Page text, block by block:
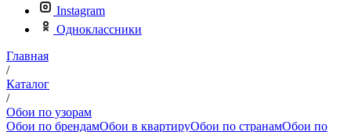
Instagram
Одноклассники
Главная
/
Каталог
/
Обои по узорам
Обои по брендамОбои в квартируОбои по странамОбои по